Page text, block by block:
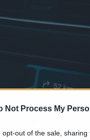
Not Process My
opt-out of the sale,